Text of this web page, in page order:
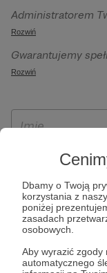
Dbamy o Twoją
korzystania z
poniżej
zasadach
osobowych.
Aby wyrazić zgody
automatycznego
Administratorem
sp. z o.o. z siedziba
092 Warszawa.
szczególności w
Patronite.pl, w tym
otrzymywania
Rozwiń
Gwarantujemy
wynikających z
ich przenoszenia,
wyrażenia
osobowych.
jest po
założenie konta
dostępny jest na
Rozwiń